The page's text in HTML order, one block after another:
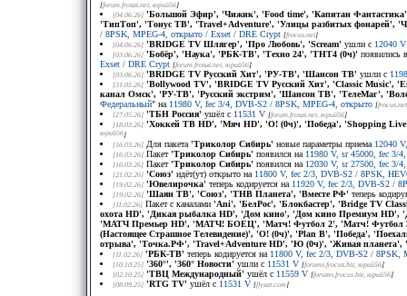
[forum.frosat.net, юрий56]
[04.06.26] 'Большой Эфир', 'Чижик', 'Food time', 'Капитан
'ТипТоп', 'Тонус ТВ', 'Travel+Adventure', 'Улицы разбитых фонарей',
/ 8PSK, MPEG-4, открыто / Exset / DRE Crypt [frocus.net]
[04.06.26] 'BRIDGE TV Шлягер', 'Про Любовь', 'Scream' ушли с 12040 V
[03.06.26] 'Бобёр', 'Наука', 'РБК-ТВ', 'Техно 24', 'ТНТ4 (0ч)' появились
Exset / DRE Crypt [forum.frosat.net, юрий56]
[03.06.26] 'BRIDGE TV Русский Хит', 'РУ-ТВ', 'Шансон ТВ' ушли с
[31.05.26] 'Bollywood TV', 'BRIDGE TV Русский Хит', 'Classic
канал Oмск', 'РУ-ТВ', 'Русский экстрим', 'Шансон ТВ', 'ТелеМаг',
Федеральный" на 11980 V, fec 3/4, DVB-S2 / 8PSK, MPEG-4, открыто [frocus.net
[27.05.26] 'ТБН Россия' ушёл с 11531 V [forum.frosat.net, юрий56]
[18.03.26] 'Хоккей ТВ HD', 'Мяч HD', 'О! (0ч)', 'Победа', 'Shopping
юрий56]
[16.03.26] Для пакета 'Триколор Сибирь' новые параметры приема 12040
[16.03.26] Пакет'Триколор Сибирь' появился на 11980 V, sr 45000, fec 3/
[16.03.26] Пакет'Триколор Сибирь' появился на 12030 V, sr 27500, fec 3/
[21.02.26] 'Союз' идёт(ут) открыто на 11800 V, fec 2/3, DVB-S2 / 8PSK,
[19.02.26] 'Ювелирочка' теперь кодируется на 11920 V, fec 2/3, DVB-S2 /
[19.02.26] 'Шаян ТВ', 'Союз', 'ТНВ Планета', 'Вместе РФ' теперь
[11.02.26] Пакет с каналами 'Ani', 'БелРос', 'Блокбастер', 'Bridge TV
охота HD', 'Дикая рыбалка HD', 'Дом кино', 'Дом кино Премиум
'МАТЧ Премьер HD', 'МАТЧ! БОЕЦ', 'Матч! Футбол 2', 'Матч! Футбол
(Настоящее Страшное Телевидение)', 'О! (0ч)', 'Plan B', 'Победа',
отрыва', 'Точка.РФ', 'Travel+Adventure HD', 'Ю (0ч)', 'Живая планета',
[11.02.26] 'РБК-ТВ' теперь кодируется на 11800 V, fec 2/3, DVB-S2 / 8PSK,
[10.10.25] '360°', '360° Новости' ушли с 11531 V [forums.frocus.biz, юрий56]
[02.10.25] 'ТВЦ Международный' ушёл с 11559 V [forums.frocus.biz, юрий56]
[08.09.25] 'RTG TV' ушёл с 11531 V [flysat.com]